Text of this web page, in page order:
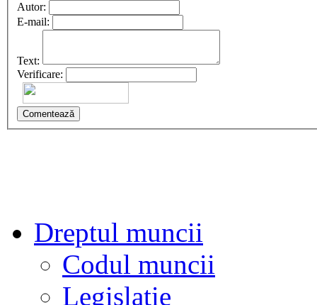
Autor:
E-mail:
Text:
Verificare:
Comentează
Dreptul muncii
Codul muncii
Legislație